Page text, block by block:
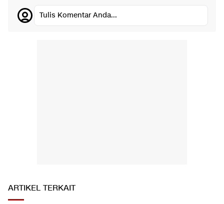
Tulis Komentar Anda...
ARTIKEL TERKAIT